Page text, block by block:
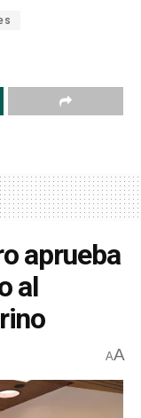
aprueba
al
AA